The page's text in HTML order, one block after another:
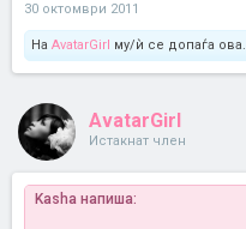
30 октомври 2011
На AvatarGirl му/ѝ се допаѓа ова.
AvatarGirl
Истакнат член
Kasha напиша: